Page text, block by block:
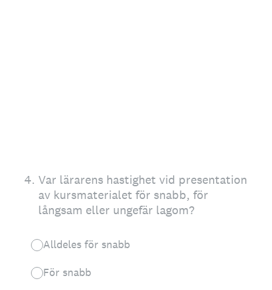
4. Var lärarens hastighet vid presentation
av kursmaterialet för snabb, för
långsam eller ungefär lagom?
Alldeles för snabb
För snabb